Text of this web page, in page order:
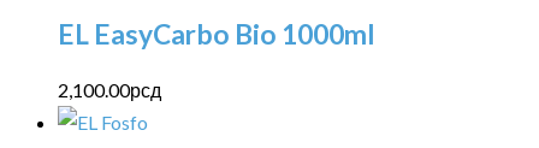
EL EasyCarbo Bio 1000ml
2,100.00рсд